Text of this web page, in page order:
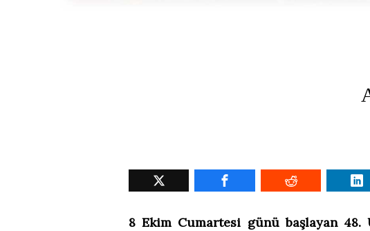
8 Ekim Cumartesi günü başlayan 48.